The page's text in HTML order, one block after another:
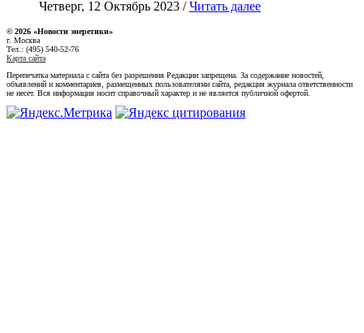
Четверг, 12 Октябрь 2023 /Читать далее
© 2026 «Новости энеретики»
г. Москва
Тел.: (495) 540-52-76
Карта сайта
Перепечатка материала с сайта без разрешения Редакции запрещена. За содержание новостей,
объявлений и комментариев, размещенных пользователями сайта, редакция журнала ответственности
не несет. Вся информация носит справочный характер и не является публичной офертой.